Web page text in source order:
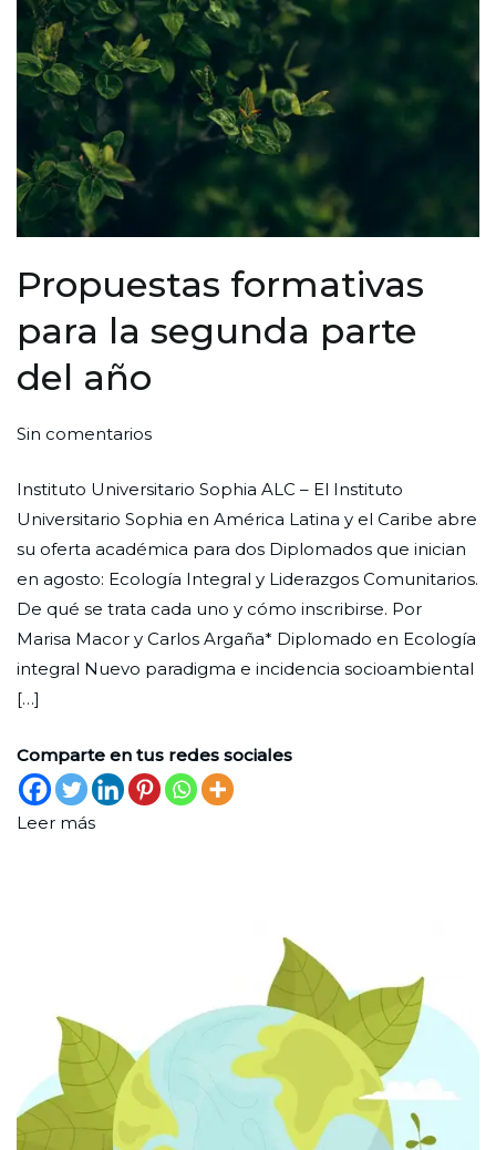
Propuestas formativas
para la segunda parte
del año
Por
Ciudad
Nueva
Publicada
28
de
junio
de
2024
Publicada
Formación,
Sin
categoría
Sin comentariosen
formativas
para
la
segunda
parte
del
año
Instituto Universitario Sophia ALC – El Instituto
Universitario Sophia en América Latina y el Caribe abre
su oferta académica para dos Diplomados que inician
en agosto: Ecología Integral y Liderazgos Comunitarios.
De qué se trata cada uno y cómo inscribirse. Por
Marisa Macor y Carlos Argaña* Diplomado en Ecología
integral Nuevo paradigma e incidencia socioambiental
[…]
Comparte en tus redes sociales
Leer más